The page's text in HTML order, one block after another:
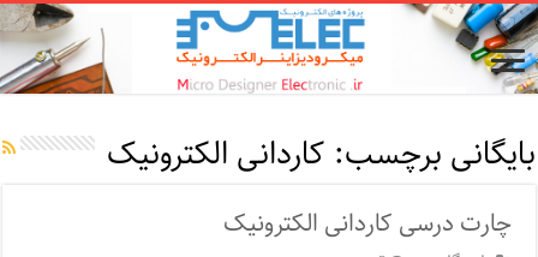
بایگانی برچسب: کاردانی الکترونیک
چارت درسی کاردانی الکترونیک